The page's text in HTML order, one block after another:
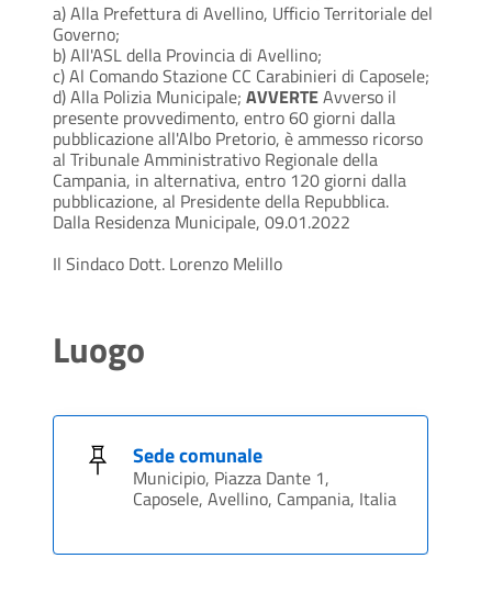
a) Alla Prefettura di Avellino, Ufficio Territoriale del
Governo;
b) All'ASL della Provincia di Avellino;
c) Al Comando Stazione CC Carabinieri di Caposele;
d) Alla Polizia Municipale; AVVERTEAvverso il
presente provvedimento, entro 60 giorni dalla
pubblicazione all'Albo Pretorio, è ammesso ricorso
al Tribunale Amministrativo Regionale della
Campania, in alternativa, entro 120 giorni dalla
pubblicazione, al Presidente della Repubblica.
Dalla Residenza Municipale, 09.01.2022
Il Sindaco Dott. Lorenzo Melillo
Luogo
Sede comunale
Municipio, Piazza Dante 1,
Caposele, Avellino, Campania, Italia